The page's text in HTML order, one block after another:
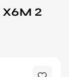
2